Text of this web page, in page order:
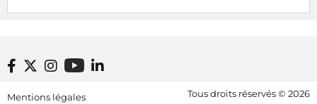
Radio France soutient le Prix Ilan Halimi pour lutter
contre le racisme et l'antisémitisme
Footer bottom
Mentions légales
Tous droits réservés © 2026